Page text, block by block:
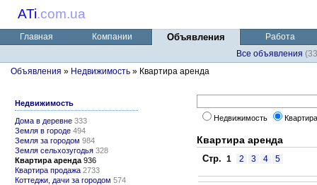
ATi.com.ua
Главная Компании Объявления
Работа
Все объявления
Объявления » Недвижимость » Квартира аренда
Недвижимость
Дома в деревне 333
Земля в городе 494
Земля за городом 984
Земля сельхозугодья 328
Квартира аренда 936
Квартира продажа 2733
Коттеджи, дачи за городом 574
Недвижимость
Квартира аренда
Стр. 1 2 3 4 5